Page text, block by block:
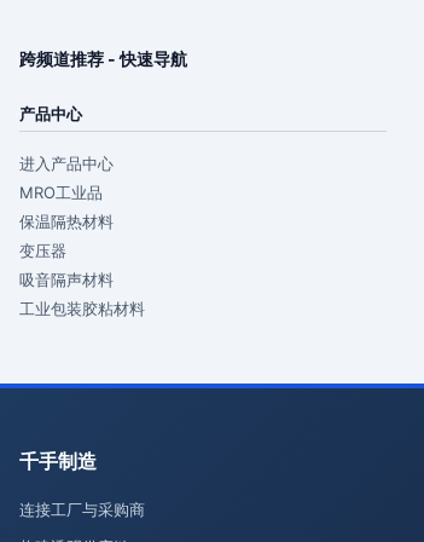
跨频道推荐 - 快速导航
产品中心
进入产品中心
MRO工业品
保温隔热材料
变压器
吸音隔声材料
工业包装胶粘材料
千手制造
连接工厂与采购商